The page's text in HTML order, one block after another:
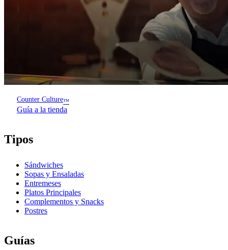
Counter Culture™
Guía a la tienda
Tipos
Sándwiches
Sopas y Ensaladas
Entremeses
Platos Principales
Complementos y Snacks
Postres
Guías